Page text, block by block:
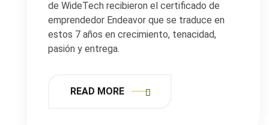
de WideTech recibieron el certificado de
emprendedor Endeavor que se traduce en
estos 7 años en crecimiento, tenacidad,
pasión y entrega.
READ MORE